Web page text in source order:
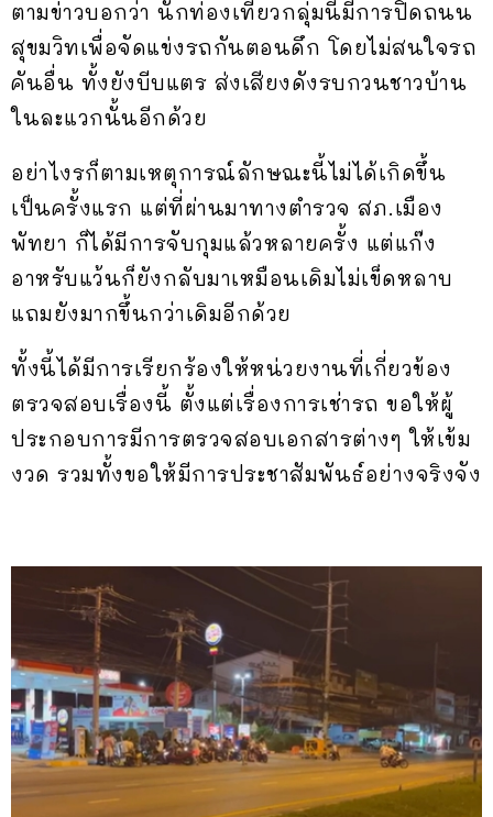
ตามข่าวบอกว่า นักท่องเที่ยวกลุ่มนี้มีการปิดถนน
สุขมวิทเพื่อจัดแข่งรถกันตอนดึก โดยไม่สนใจรถ
คันอื่น ทั้งยังบีบแตร ส่งเสียงดังรบกวนชาวบ้าน
ในละแวกนั้นอีกด้วย
อย่าไงรก็ตามเหตุการณ์ลักษณะนี้ไม่ได้เกิดขึ้น
เป็นครั้งแรก แต่ที่ผ่านมาทางตำรวจ สภ.เมือง
พัทยา ก็ได้มีการจับกุมแล้วหลายครั้ง แต่แก๊ง
อาหรับแว้นก็ยังกลับมาเหมือนเดิมไม่เข็ดหลาบ
แถมยังมากขึ้นกว่าเดิมอีกด้วย
ทั้งนี้ได้มีการเรียกร้องให้หน่วยงานที่เกี่ยวข้อง
ตรวจสอบเรื่องนี้ ตั้งแต่เรื่องการเช่ารถ ขอให้ผู้
ประกอบการมีการตรวจสอบเอกสารต่างๆ ให้เข้ม
งวด รวมทั้งขอให้มีการประชาสัมพันธ์อย่างจริงจัง